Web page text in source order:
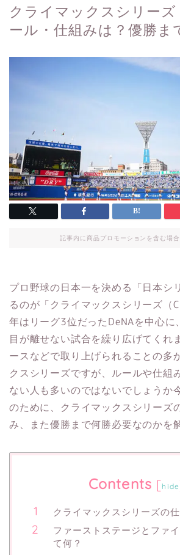
クライマックスシリーズ
ール・仕組みは？優勝ま
記事内に商品プロモーションを含む場
プロ野球の日本一を決める「日本シ
るのが「クライマックスシリーズ（
年はリーグ3位だったDeNAを中心に
目が離せない試合を繰り広げてくれ
ースなどで取り上げられることの多
クスシリーズですが、ルールや仕組
ない人も多いのではないでしょうか
のために、クライマックスシリーズ
み、また優勝まで何勝必要なのかを
Contents [hide
クライマックスシリーズの
ファーストステージとファ
て何？